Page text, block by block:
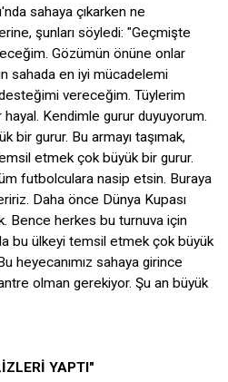
sahaya çıkarken ne
şunları söyledi: "Geçmişte
Gözümün önüne onlar
sahada en iyi mücadelemi
vereceğim. Tüylerim
Kendimle gurur duyuyorum.
bir gurur. Bu armayı taşımak,
etmek çok büyük bir gurur.
futbolculara nasip etsin. Buraya
Daha önce Dünya Kupası
Bence herkes bu turnuva için
bu ülkeyi temsil etmek çok büyük
heyecanımız sahaya girince
olman gerekiyor. Şu an büyük
YAPTI"